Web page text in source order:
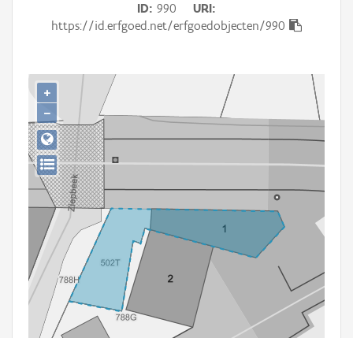
Gebeurtenis
Persoon of collectief
Downloads
Hergebruik
Aanmelden
ID 990
URI
https://id.erfgoed.net/erfgoedobjecten/990
+
−